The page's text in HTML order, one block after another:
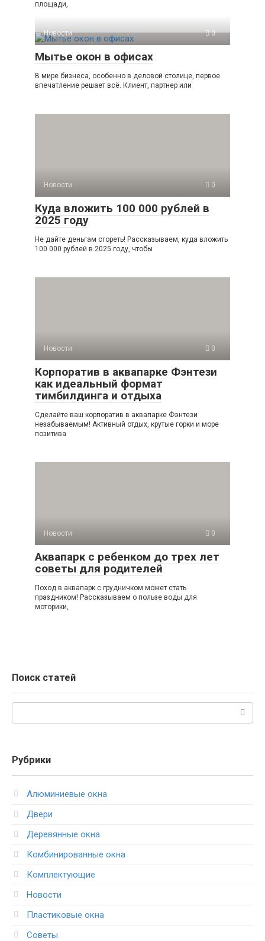
площади,
Новости 0
Мытье окон в офисах
В мире бизнеса, особенно в деловой столице, первое
впечатление решает всё. Клиент, партнер или
Новости 0
Куда вложить 100 000 рублей в
2025 году
Не дайте деньгам сгореть! Рассказываем, куда вложить
100 000 рублей в 2025 году, чтобы
Новости 0
Корпоратив в аквапарке Фэнтези
как идеальный формат
тимбилдинга и отдыха
Сделайте ваш корпоратив в аквапарке Фэнтези
незабываемым! Активный отдых, крутые горки и море
позитива
Новости 0
Аквапарк с ребенком до трех лет
советы для родителей
Поход в аквапарк с грудничком может стать
праздником! Рассказываем о пользе воды для
моторики,
Поиск статей
Рубрики
Алюминиевые окна
Двери
Деревянные окна
Комбинированные окна
Комплектующие
Новости
Пластиковые окна
Советы